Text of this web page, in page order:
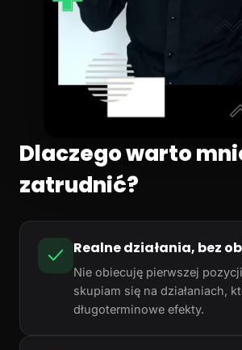
Dlaczego warto
zatrudnić?
Realne działania, bez
Nie obiecuję pierwszej
skupiam się na działaniach,
długoterminowe efekty.